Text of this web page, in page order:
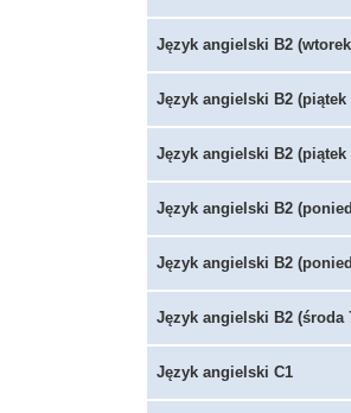
Język angielski B2
Język angielski B2 (piątek
Język angielski B2 (piątek
Język angielski B2
Język angielski B2
Język angielski B2 (środa
Język angielski C1